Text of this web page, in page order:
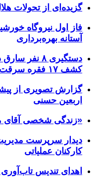
گزیده‌ای از تحولات
فاز اول نیروگاه
آستانه بهره‌برداری
دستگیری ۸
کشف ۱۷ فقره سرقت
گزارش تصویری از
اربعین حسنی
«زندگی شخصی آقای
دیدار سرپرست
کارکنان عملیاتی
اهدای تندیس